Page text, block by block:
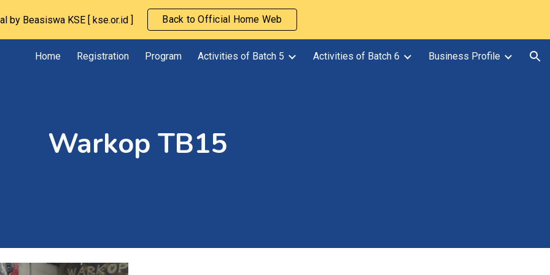
to main content Skip to navigation
by Beasiswa KSE [ kse.or.id ] Back to Official Home Web
Home Registration Program Activities of Batch 5 Activities of Batch 6 Business Profile
Warkop TB15